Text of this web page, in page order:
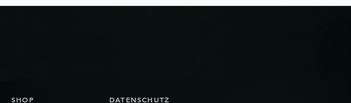
Packen die Jets das Wunder
SHOP DATENSCHUTZ